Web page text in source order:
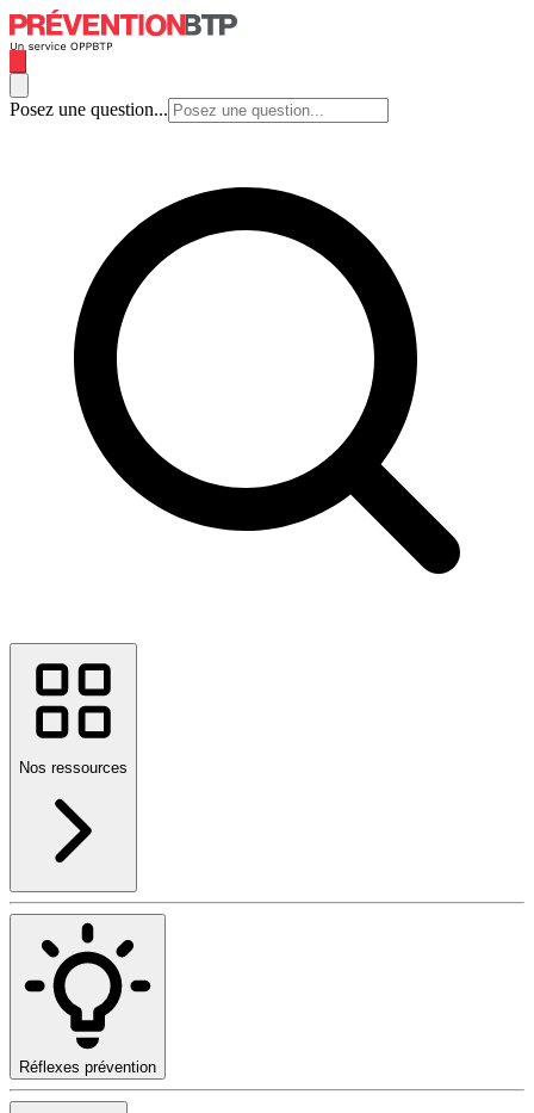
Posez une question...
Nos ressources
Réflexes prévention